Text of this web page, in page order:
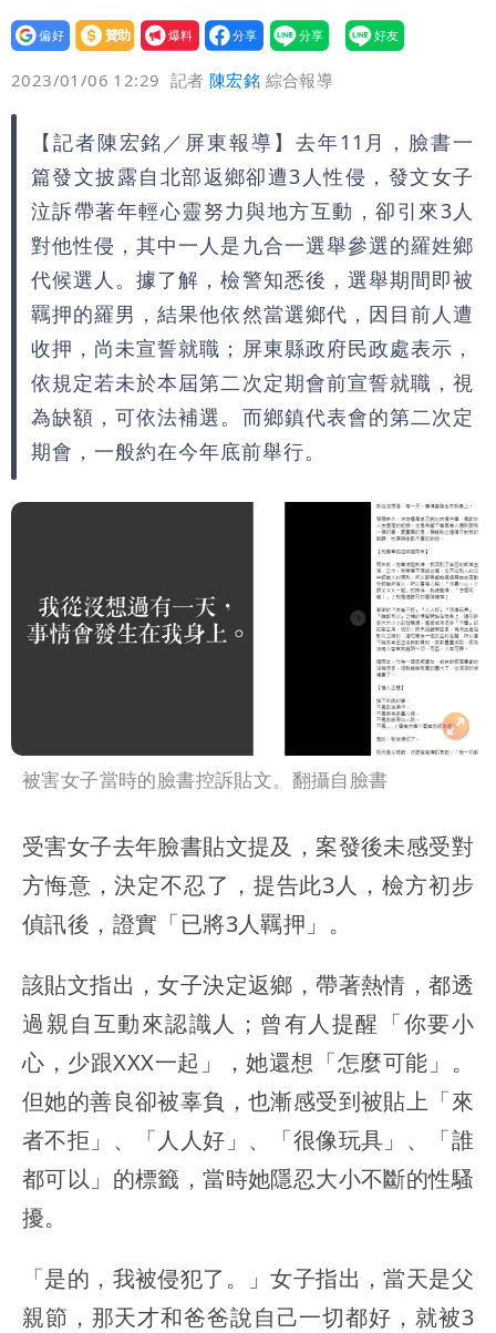
悼念
Uber Eats違法偷錢！外送員得自己檢
舉 停用誰負責？
「民間買到1500萬劑BNT補疫苗缺
口」 徐巧芯：民進黨當年刻意阻擋
高鐵「半導體列車」開跑！1招可拿優惠
券
設為
贊助
我要
爆料
2023/01/06 12:29 記者陳宏銘 綜合報導
【記者陳宏銘／屏東報導】去年11月，臉書一
篇發文披露自北部返鄉卻遭3人性侵，發文女子
泣訴帶著年輕心靈努力與地方互動，卻引來3人
對他性侵，其中一人是九合一選舉參選的羅姓鄉
代候選人。據了解，檢警知悉後，選舉期間即被
羈押的羅男，結果他依然當選鄉代，因目前人遭
收押，尚未宣誓就職；屏東縣政府民政處表示，
依規定若未於本屆第二次定期會前宣誓就職，視
為缺額，可依法補選。而鄉鎮代表會的第二次定
期會，一般約在今年底前舉行。
被害女子當時的臉書控訴貼文。翻攝自臉書
受害女子去年臉書貼文提及，案發後未感受對
方悔意，決定不忍了，提告此3人，檢方初步
偵訊後，證實「已將3人羈押」。
該貼文指出，女子決定返鄉，帶著熱情，都透
過親自互動來認識人；曾有人提醒「你要小
心，少跟XXX一起」，她還想「怎麼可能」。
但她的善良卻被辜負，也漸感受到被貼上「來
者不拒」、「人人好」、「很像玩具」、「誰
都可以」的標籤，當時她隱忍大小不斷的性騷
擾。
「是的，我被侵犯了。」女子指出，當天是父
親節，那天才和爸爸說自己一切都好，就被3